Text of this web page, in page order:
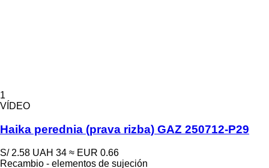
1
VÍDEO
Haika perednia (prava rizba) GAZ 250712-P29
S/ 2.58 UAH 34 ≈ EUR 0.66
Recambio - elementos de sujeción